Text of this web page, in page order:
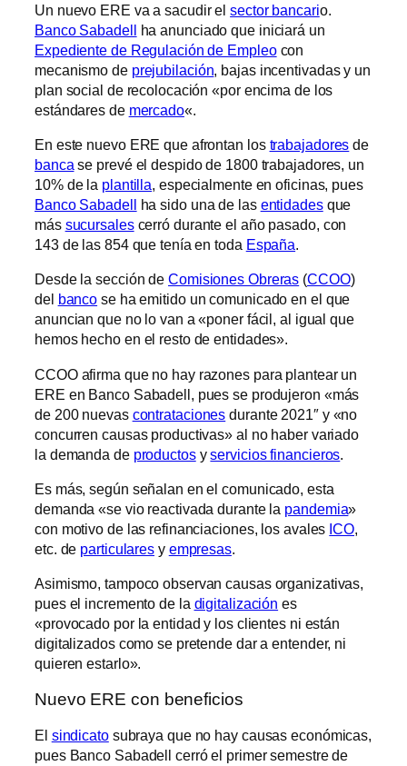
Un nuevo ERE va a sacudir elsector bancario.
Banco Sabadell ha anunciado que iniciará un
Expediente de Regulación de Empleocon
mecanismo de prejubilación, bajas incentivadas y un
plan social de recolocación «por encima de los
estándares de mercado«.
En este nuevo ERE que afrontan los trabajadores de
banca se prevé el despido de 1800 trabajadores, un
10% de la plantilla, especialmente en oficinas, pues
Banco Sabadell ha sido una de las entidadesque
más sucursalescerró durante el año pasado, con
143 de las 854 que tenía en toda España.
Desde la sección de Comisiones Obreras (CCOO)
del banco se ha emitido un comunicado en el que
anuncian que no lo van a «poner fácil, al igual que
hemos hecho en el resto de entidades».
CCOO afirma que no hay razones para plantear un
ERE en Banco Sabadell, pues se produjeron «más
de 200 nuevas contrataciones durante 2021″ y «no
concurren causas productivas» al no haber variado
la demanda de productosyservicios financieros.
Es más, según señalan en el comunicado, esta
demanda «se vio reactivada durante la pandemia»
con motivo de las refinanciaciones, los avales ICO,
etc. de particulares y empresas.
Asimismo, tampoco observan causas organizativas,
pues el incremento de la digitalización es
«provocado por la entidad y los clientes ni están
digitalizados como se pretende dar a entender, ni
quieren estarlo».
Nuevo ERE con beneficios
El sindicatosubraya que no hay causas económicas,
pues Banco Sabadell cerró el primer semestre de